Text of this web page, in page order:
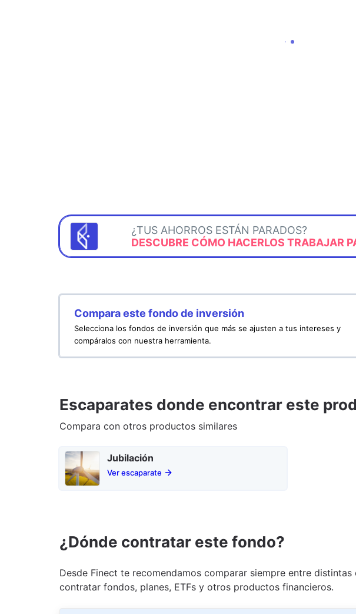
¿TUS AHORROS ESTÁN PARADOS?
DESCUBRE CÓMO HACERLOS TRABAJAR
Compara este fondo de inversión
Selecciona los fondos de inversión que más se ajusten a tus intereses y
compáralos con nuestra herramienta.
Escaparates donde encontrar este
Compara con otros productos similares
Jubilación
Ver escaparate
¿Dónde contratar este fondo?
Desde Finect te recomendamos comparar siempre entre distintas
contratar fondos, planes, ETFs y otros productos financieros.